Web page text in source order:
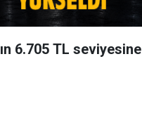
6.705 TL seviyesine